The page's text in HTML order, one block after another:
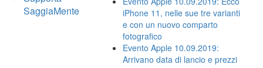
SaggiaMente
iPhone 11, nelle sue tre varianti
e con un nuovo comparto
fotografico
Evento Apple 10.09.2019:
Arrivano data di lancio e prezzi